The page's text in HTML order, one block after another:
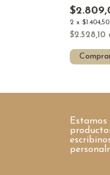
2 x $1.404,50
$2.528,10